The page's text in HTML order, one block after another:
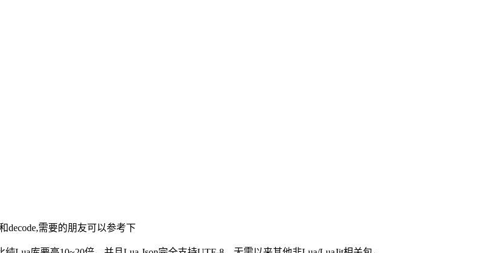
decode,需要的朋友可以参考下